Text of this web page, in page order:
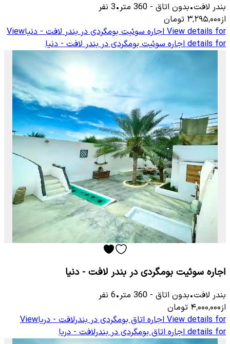
بندر لافت•بدون اتاق -
360 متر•
3 نفر
از۳٬۲۹۵٬۰۰۰ تومان
View details for اجاره سوئیت بومگردی در بندر لافت - دنیاView
details for اجاره سوئیت بومگردی در بندر لافت - دنیا
اجاره سوئیت بومگردی در بندر لافت - دنیا
بندر لافت•بدون اتاق -
360 متر•
6 نفر
از۴٬۰۰۰٬۰۰۰ تومان
View details for اجاره اتاق بومگردی در بندرلافت - دریاView
details for اجاره اتاق بومگردی در بندرلافت - دریا